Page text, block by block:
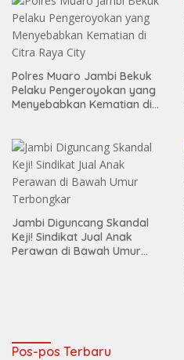
Polres Muaro Jambi Bekuk
Pelaku Pengeroyokan yang
Menyebabkan Kematian di
Jambi Diguncang Skandal
Keji! Sindikat Jual Anak
Perawan di Bawah Umur
Pos-pos Terbaru